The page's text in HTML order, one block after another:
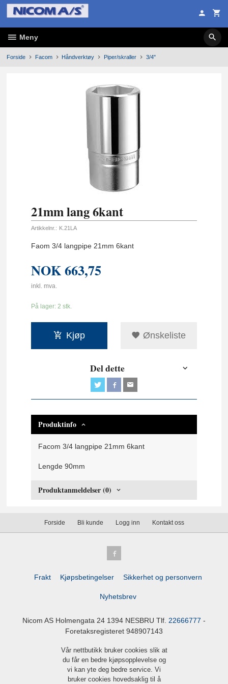
Gå
innholdet
Meny
Forside Facom Håndverktøy Piper/skraller 3/4"
21mm lang 6kant
Artikkelnr.: K.21LA
Faom 3/4 langpipe 21mm 6kant
NOK663,75
inkl. mva.
På lager: 2 stk.
Kjøp Ønskeliste
Del dette
Produktinfo
Facom 3/4 langpipe 21mm 6kant
Lengde 90mm
Produktanmeldelser (0)
Forside Bli kunde Logg inn Kontakt oss
Frakt Kjøpsbetingelser Sikkerhet og personvern
Nyhetsbrev
Nicom AS Holmengata 24 1394 NESBRU Tlf. 22666777 -
Foretaksregisteret 948907143
Vår nettbutikk bruker cookies slik at
du får en bedre kjøpsopplevelse og
vi kan yte deg bedre service. Vi
bruker cookies hovedsaklig til å